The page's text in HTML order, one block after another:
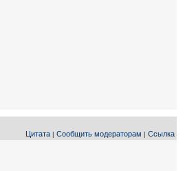
Цитата | Сообщить модераторам | Ссылка